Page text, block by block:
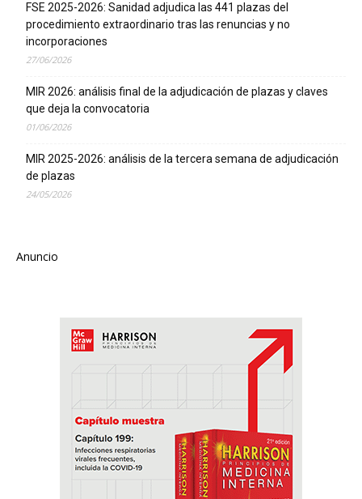
FSE 2025-2026: Sanidad adjudica las 441 plazas del
procedimiento extraordinario tras las renuncias y no
incorporaciones
27/06/2026
MIR 2026: análisis final de la adjudicación de plazas y claves
que deja la convocatoria
01/06/2026
MIR 2025-2026: análisis de la tercera semana de adjudicación
de plazas
24/05/2026
Anuncio